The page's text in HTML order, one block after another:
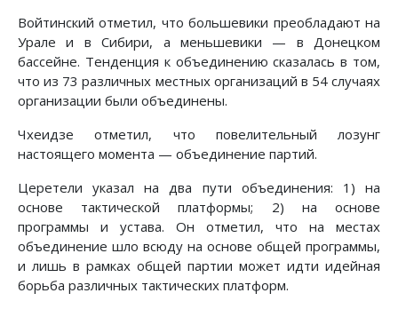
Войтинский отметил, что большевики преобладают на
Урале и в Сибири, а меньшевики — в Донецком
бассейне. Тенденция к объединению сказалась в том,
что из 73 различных местных организаций в 54 случаях
организации были объединены.
Чхеидзе отметил, что повелительный лозунг
настоящего момента — объединение партий.
Церетели указал на два пути объединения: 1) на
основе тактической платформы; 2) на основе
программы и устава. Он отметил, что на местах
объединение шло всюду на основе общей программы,
и лишь в рамках общей партии может идти идейная
борьба различных тактических платформ.